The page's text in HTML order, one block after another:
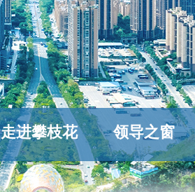
走进攀枝花 领导之窗